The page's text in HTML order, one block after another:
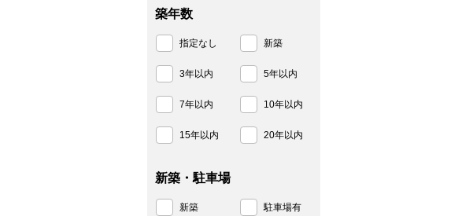
築年数
指定なし 新築
3年以内 5年以内
7年以内 10年以内
15年以内 20年以内
新築・駐車場
新築 駐車場有